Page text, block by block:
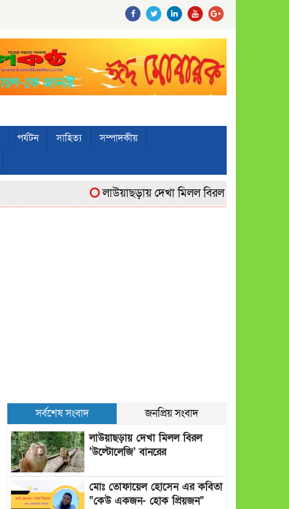
পর্যটন সাহিত্য
সম্পাদকীয়
লাউয়াছড়ায় দেখা মিলল বিরল ‘উল্টোলেজি’
সর্বশেষ সংবাদ
জনপ্রিয় সংবাদ
লাউয়াছড়ায় দেখা মিলল বিরল
‘উল্টোলেজি’ বানরের
মোঃ তোফায়েল হোসেন এর কবিতা
“কেউ একজন- হোক প্রিয়জন”